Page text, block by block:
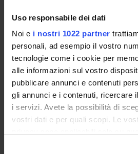
Uso responsabile dei dati
Noi e i nostri 1022 partner
personali, ad esempio il vostro
tecnologie come i cookie per
alle informazioni sul vostro
pubblicare annunci e contenuti
gli annunci e i contenuti, ricercare
i servizi. Avete la possibilità di
vostri dati e per quali scopi. Le
potential solutions.
Referente: Zsuzsanna Liptak